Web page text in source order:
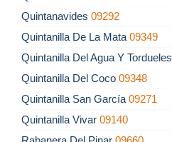
Quintanavides 09292
Quintanilla De La Mata 09349
Quintanilla Del Agua Y Tordueles
Quintanilla Del Coco 09348
Quintanilla San García 09271
Quintanilla Vivar 09140